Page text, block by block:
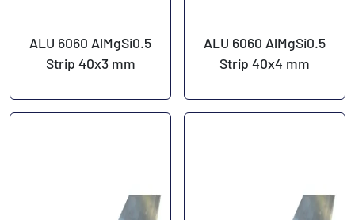
ALU 6060 AlMgSi0.5
Strip 40x3 mm
ALU 6060 AlMgSi0.5
Strip 40x4 mm